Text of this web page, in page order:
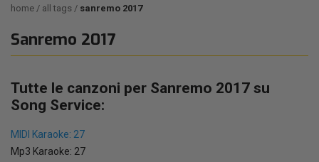
home all tags sanremo 2017
Sanremo 2017
Tutte le canzoni per Sanremo 2017 su
Song Service:
MIDI Karaoke: 27
Mp3 Karaoke: 27